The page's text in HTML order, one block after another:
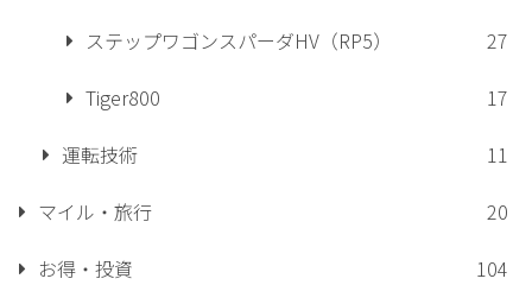
ステップワゴンスパーダHV（RP5）
27
Tiger800
17
運転技術
11
マイル・旅行
20
お得・投資
104